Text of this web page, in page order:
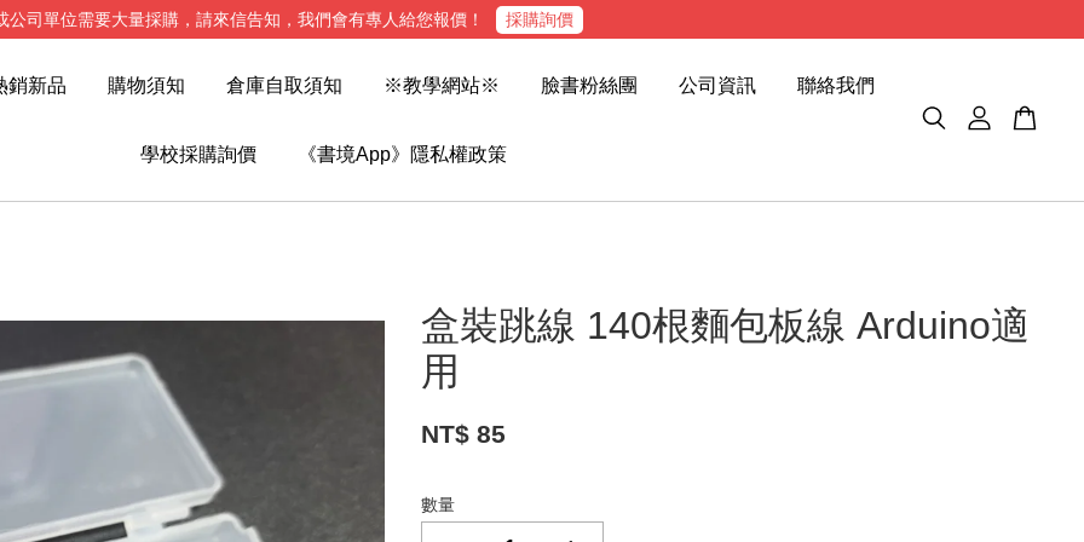
公司單位需要大量採購，請來信告知，我們會有專人給您報價！ 採購詢價
銷新品 購物須知 倉庫自取須知 ※教學網站※ 臉書粉絲團 公司資訊 聯絡我們
學校採購詢價 《書境App》隱私權政策
盒裝跳線 140根麵包板線 Arduino適
用
NT$ 85
數量